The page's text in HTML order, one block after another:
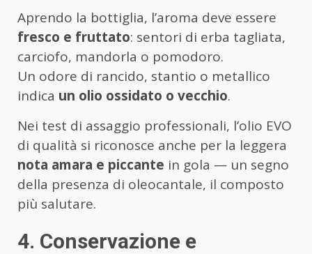
Aprendo la bottiglia, l’aroma deve essere
fresco e fruttato: sentori di erba tagliata,
carciofo, mandorla o pomodoro.
Un odore di rancido, stantio o metallico
indica un olio ossidato o vecchio.
Nei test di assaggio professionali, l’olio EVO
di qualità si riconosce anche per la leggera
nota amara e piccante in gola — un segno
della presenza di oleocantale, il composto
più salutare.
4. Conservazione e